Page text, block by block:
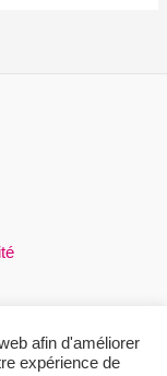
afin d'améliorer
expérience de